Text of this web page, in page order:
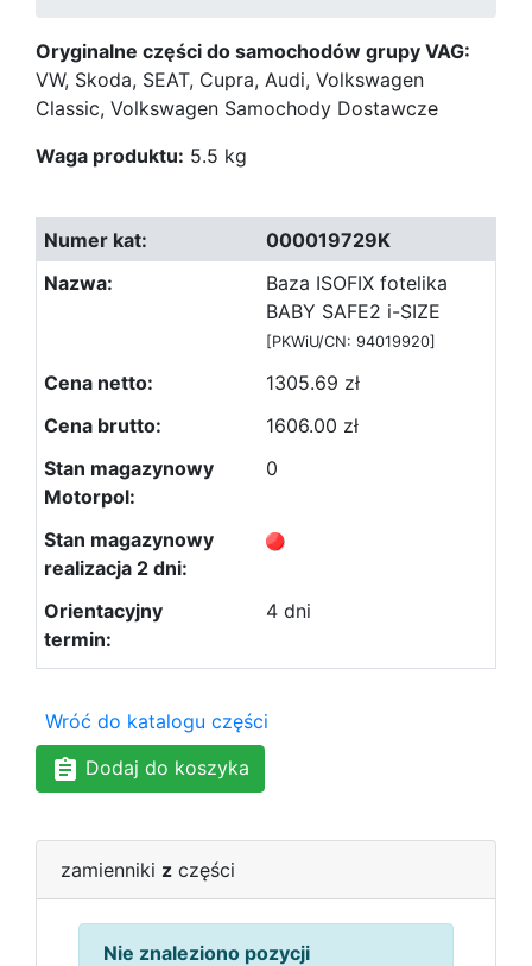
Oryginalne części do samochodów grupy VAG:
VW, Skoda, SEAT, Cupra, Audi, Volkswagen
Classic, Volkswagen Samochody Dostawcze
Waga produktu: 5.5 kg
000019729K
Baza ISOFIX fotelika
BABY SAFE2 i-SIZE
[PKWiU/CN: 94019920]
1305.69 zł
1606.00 zł
0
4 dni
Wróć do katalogu części
Dodaj do koszyka
zamienniki z części
Nie znaleziono pozycji